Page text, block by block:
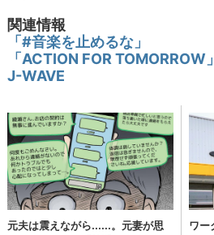
関連情報
「#音楽を止めるな」
「ACTION FOR TOMORROW」
J-WAVE